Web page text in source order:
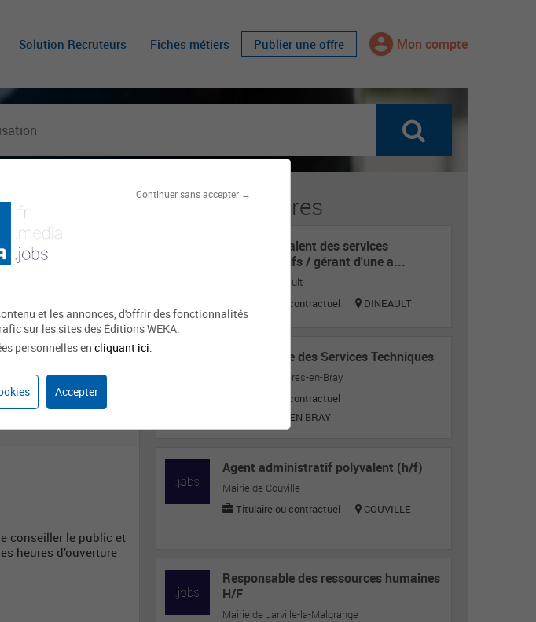
Continuer sans accepter →
et les annonces, d'offrir des fonctionnalités
sur les sites des Éditions WEKA.
personnelles en cliquant ici
Accepter
Solution Recruteurs Fiches métiers Publier une offre Mon compte
Le 22 juin
/ Chargé
conseiller le public et
heures d’ouverture
Offres similaires
Agent polyvalent des services
administratifs / gérant d'une a...
Mairie de Dinéault
Titulaire ou contractuel
DINEAULT
Responsable des Services Techniques
Mairie de Ferrières-en-Bray
Titulaire ou contractuel
FERRIERES EN BRAY
Agent administratif polyvalent (h/f)
Mairie de Couville
Titulaire ou contractuel
COUVILLE
Responsable des ressources humaines
H/F
Mairie de Jarville-la-Malgrange